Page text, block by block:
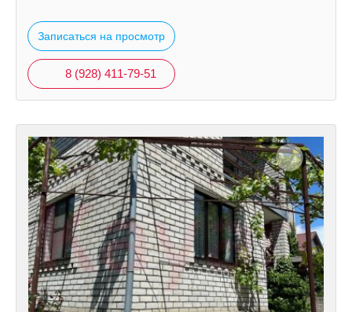
Записаться на просмотр
8 (928) 411-79-51